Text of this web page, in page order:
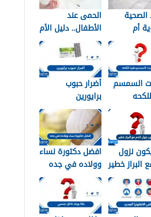
أم
دليلك
النوع
لبشرتك
الحمى عند
الأطفال.. دليل الأم
للتعامل الآمن في
المنزل
السمسم
أضرار حبوب
برايورين
نزول
البراز خطير
افضل دكتورة نساء
وولاده في جده
2026